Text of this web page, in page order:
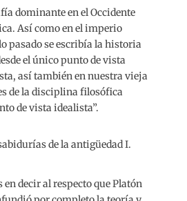
dominante en el Occidente
Así como en el imperio
pasado se escribía la historia
el único punto de vista
así también en nuestra vieja
de la disciplina filosófica
de vista idealista”.
de la antigüedad I.
decir al respecto que Platón